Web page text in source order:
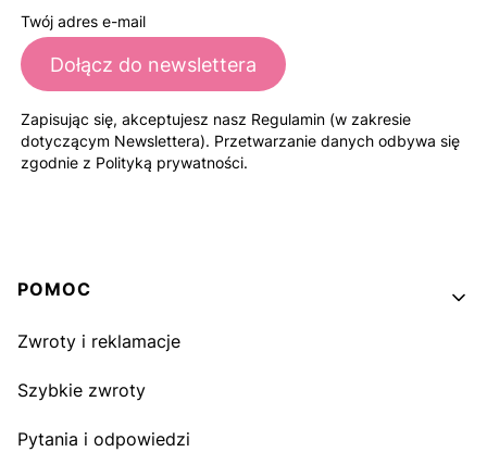
Twój adres e-mail
Dołącz do newslettera
Zapisując się, akceptujesz nasz Regulamin (w zakresie
dotyczącym Newslettera). Przetwarzanie danych odbywa się
zgodnie z Polityką prywatności.
Linki w stopce
POMOC
Zwroty i reklamacje
Szybkie zwroty
Pytania i odpowiedzi